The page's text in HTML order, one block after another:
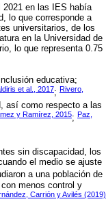
2021 en las IES había
lo que corresponde a
universitarios, de los
en la Universidad de
lo que representa 0.75
educativa;
et al., 2017; Rivero,
así como respecto a las
y Ramírez, 2015; Paz,
sin discapacidad, los
el medio se ajuste
a una población de
menos control y
Carrión y Avilés (2019)